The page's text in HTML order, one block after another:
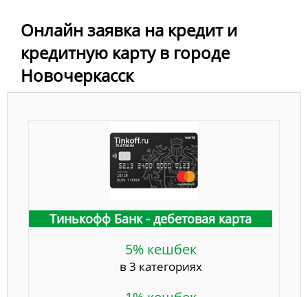
Онлайн заявка на кредит и
кредитную карту в городе
Новочеркасск
Тинькофф Банк - дебетовая карта
5% кешбек
в 3 категориях